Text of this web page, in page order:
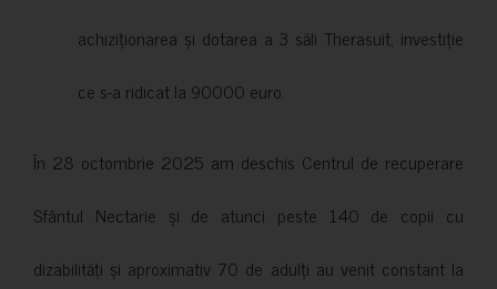
achiziționarea și dotarea a 3 săli Therasuit, investiție
ce s-a ridicat la 90000 euro.
În 28 octombrie 2025 am deschis Centrul de recuperare
Sfântul Nectarie și de atunci peste 140 de copii cu
dizabilități și aproximativ 70 de adulți au venit constant la